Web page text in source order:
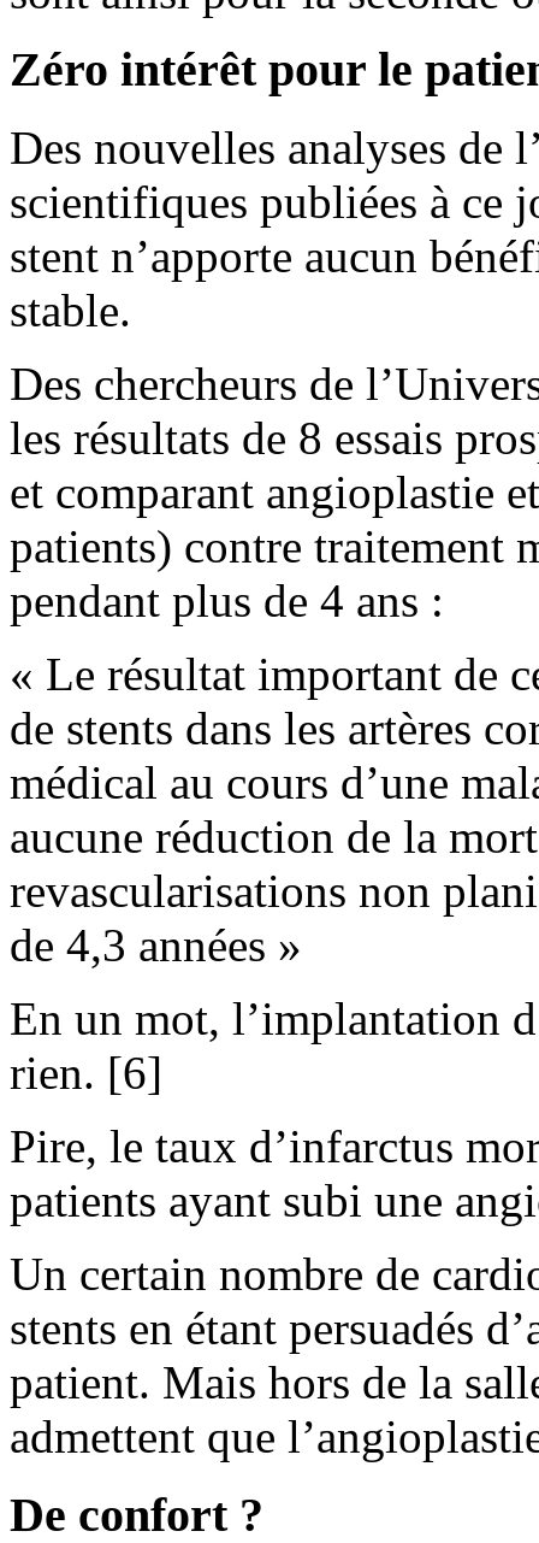
Zéro intérêt pour le
Des nouvelles analyses de
scientifiques publiées à ce
stent n’apporte aucun
stable.
Des chercheurs de
les résultats de 8 essais
et comparant angioplastie
patients) contre traitement
pendant plus de 4 ans :
« Le résultat important de
de stents dans les artères
médical au cours d’une
aucune réduction de la
revascularisations non
de 4,3 années »
En un mot, l’implantation
rien. [6]
Pire, le taux d’infarctus
patients ayant subi une
Un certain nombre de
stents en étant persuadés
patient. Mais hors de la
admettent que
De confort ?